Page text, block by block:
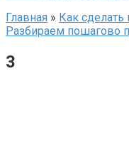
Главная » Как сделать
Разбираем пошагово
3